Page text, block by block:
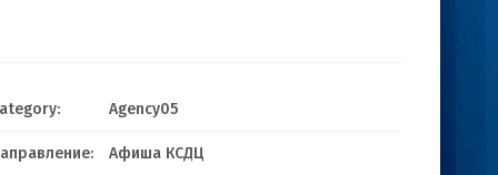
Agency05
Афиша КСДЦ